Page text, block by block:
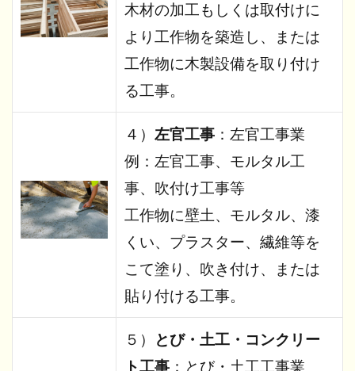
木材の加工もしくは取付けに
より工作物を築造し、または
工作物に木製設備を取り付け
る工事。
４） 左官工事 ：左官工事業
例：左官工事、モルタル工
事、吹付け工事等
工作物に壁土、モルタル、漆
くい、プラスター、繊維等を
こて塗り、吹き付け、または
貼り付ける工事。
５）
とび・土工・コンクリー
ト工事 ：とび・土工工事業